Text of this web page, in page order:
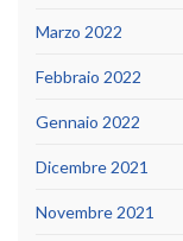
Marzo 2022
Febbraio 2022
Gennaio 2022
Dicembre 2021
Novembre 2021